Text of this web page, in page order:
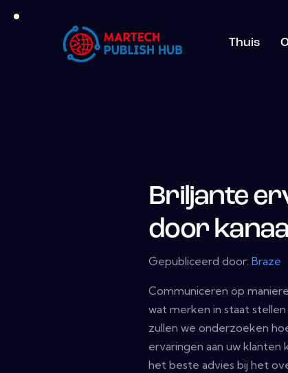
Thuis
Briljante
door
Gepubliceerd door:Braze
Communiceren op
wat merken in staat
zullen we onderzoeken
ervaringen aan uw
het beste advies bij het